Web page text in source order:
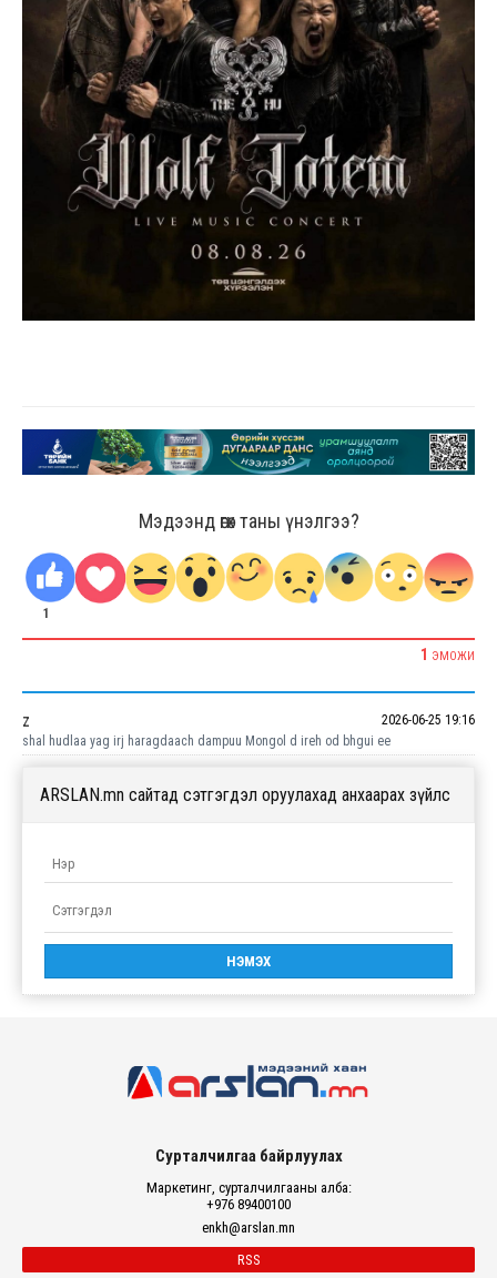
Мэдээнд өгөх таны үнэлгээ?
1
1 ЭМОЖИ
Z
2026-06-25 19:16
shal hudlaa yag irj haragdaach dampuu Mongol d ireh od bhgui ee
ARSLAN.mn сайтад сэтгэгдэл оруулахад анхаарах зүйлс
Сурталчилгаа байрлуулах
Маркетинг, сурталчилгааны алба:
+976 89400100
enkh@arslan.mn
RSS